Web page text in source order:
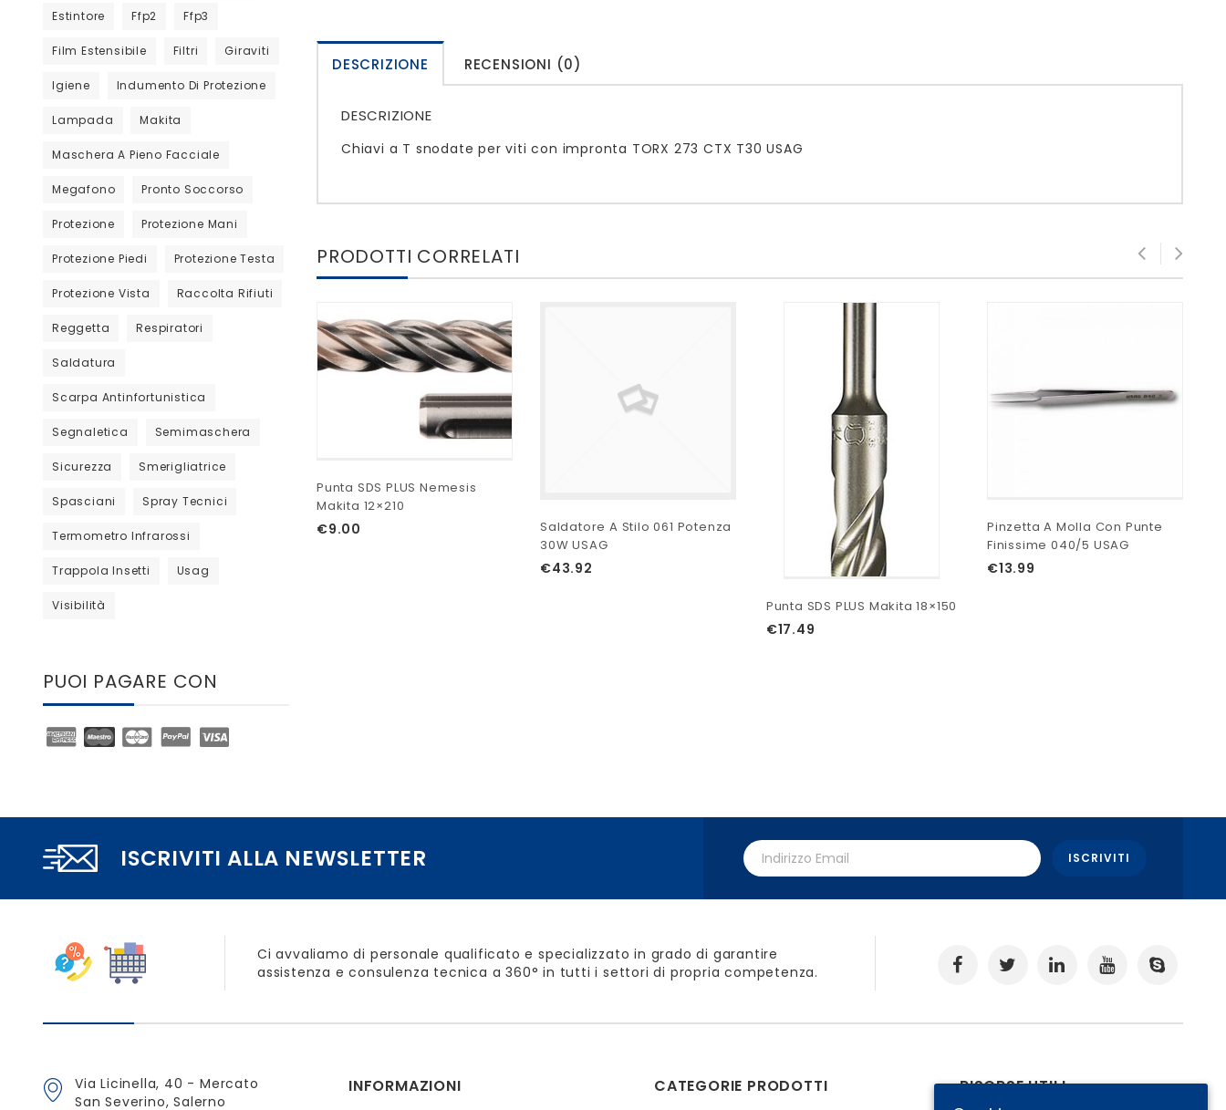
DESCRIZIONE RECENSIONI (0)
DESCRIZIONE
Chiavi a T snodate per viti con impronta TORX 273 CTX T30 USAG
PRODOTTI CORRELATI
Punta SDS PLUS Nemesis
Makita 12×210
€9.00
Saldatore A Stilo 061 Potenza
30W USAG
€43.92
Punta SDS PLUS Makita 18×150
€17.49
Pinzetta A Molla Con Punte
Finissime 040/5 USAG
€13.99
Estintore Ffp2 Ffp3
Film Estensibile Filtri Giraviti
Igiene Indumento Di Protezione
Lampada Makita
Maschera A Pieno Facciale
Megafono Pronto Soccorso
Protezione Protezione Mani
Protezione Piedi Protezione Testa
Protezione Vista Raccolta Rifiuti
Reggetta Respiratori
Saldatura
Scarpa Antinfortunistica
Segnaletica Semimaschera
Sicurezza Smerigliatrice
Spasciani Spray Tecnici
Termometro Infrarossi
Trappola Insetti Usag
Visibilità
PUOI PAGARE CON
ISCRIVITI ALLA NEWSLETTER
Ci avvaliamo di personale qualificato e specializzato in grado di garantire
assistenza e consulenza tecnica a 360° in tutti i settori di propria competenza.
Via Licinella, 40 - Mercato
San Severino, Salerno
INFORMAZIONI CATEGORIE PRODOTTI RISORSE UTILI